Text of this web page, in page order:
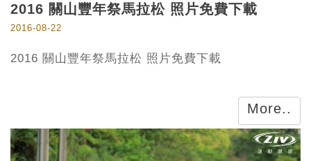
2016 關山豐年祭馬拉松 照片免費下載
2016-08-22
2016 關山豐年祭馬拉松 照片免費下載
More..